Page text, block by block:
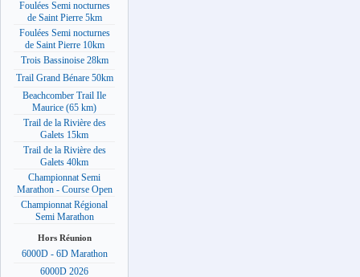
Foulées Semi nocturnes
de Saint Pierre 5km
Foulées Semi nocturnes
de Saint Pierre 10km
Trois Bassinoise 28km
Trail Grand Bénare 50km
Beachcomber Trail Ile
Maurice (65 km)
Trail de la Rivière des
Galets 15km
Trail de la Rivière des
Galets 40km
Championnat Semi
Marathon - Course Open
Championnat Régional
Semi Marathon
Hors Réunion
6000D - 6D Marathon
6000D 2026